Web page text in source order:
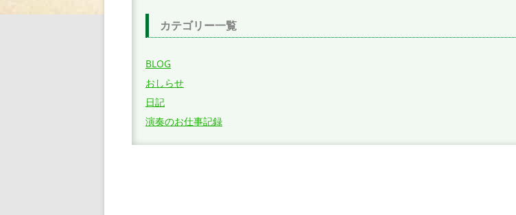
カテゴリー一覧
BLOG
おしらせ
日記
演奏のお仕事記録